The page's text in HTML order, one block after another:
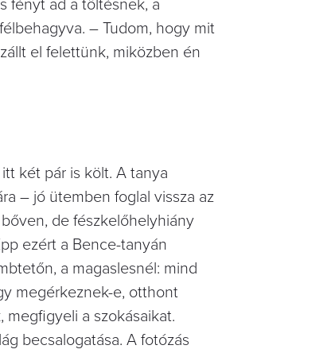
fényt ad a töltésnek, a
– Tudom, hogy mit
el felettünk, miközben én
két pár is költ. A tanya
– jó ütemben foglal vissza az
de fészkelőhelyhiány
ezért a Bence-tanyán
a magaslesnél: mind
megérkeznek-e, otthont
a szokásaikat.
becsalogatása. A fotózás